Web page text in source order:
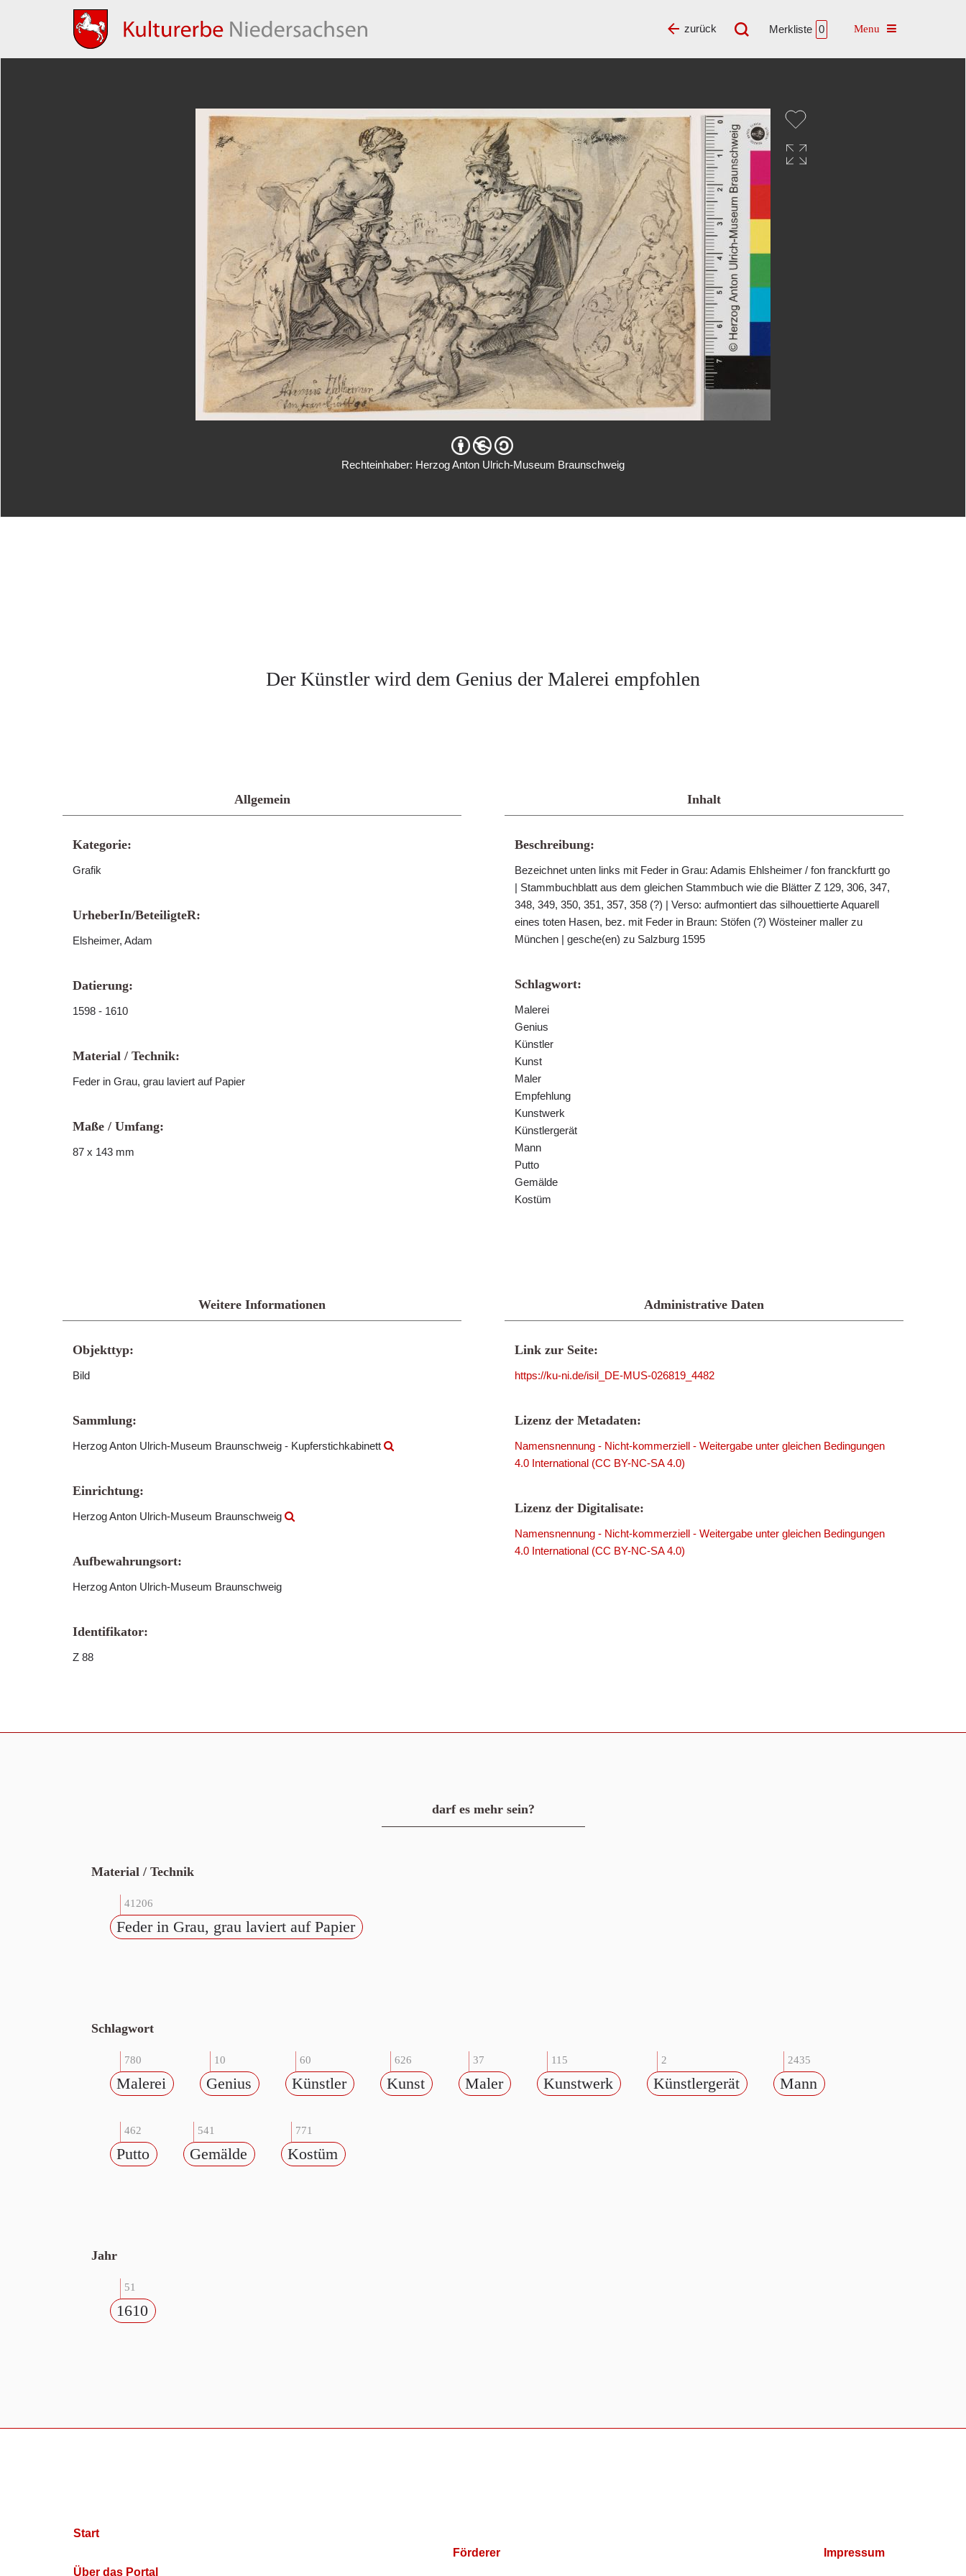
Merkliste 0 Toggle navigation
zurück
Rechteinhaber: Herzog Anton Ulrich-Museum Braunschweig
Der Künstler wird dem Genius der Malerei empfohlen
Allgemein
Kategorie:
Grafik
UrheberIn/BeteiligteR:
Elsheimer, Adam
Datierung:
1598 - 1610
Material / Technik:
Feder in Grau, grau laviert auf Papier
Maße / Umfang:
87 x 143 mm
Inhalt
Beschreibung:
Bezeichnet unten links mit Feder in Grau: Adamis Ehlsheimer / fon franckfurtt go
| Stammbuchblatt aus dem gleichen Stammbuch wie die Blätter Z 129, 306, 347,
348, 349, 350, 351, 357, 358 (?) | Verso: aufmontiert das silhouettierte Aquarell
eines toten Hasen, bez. mit Feder in Braun: Stöfen (?) Wösteiner maller zu
München | gesche(en) zu Salzburg 1595
Schlagwort:
Malerei
Genius
Künstler
Kunst
Maler
Empfehlung
Kunstwerk
Künstlergerät
Mann
Putto
Gemälde
Kostüm
Weitere Informationen
Objekttyp:
Bild
Sammlung:
Herzog Anton Ulrich-Museum Braunschweig - Kupferstichkabinett
Einrichtung:
Herzog Anton Ulrich-Museum Braunschweig
Aufbewahrungsort:
Herzog Anton Ulrich-Museum Braunschweig
Identifikator:
Z 88
Administrative Daten
Link zur Seite:
https://ku-ni.de/isil_DE-MUS-026819_4482
Lizenz der Metadaten:
Namensnennung - Nicht-kommerziell - Weitergabe unter gleichen Bedingungen
4.0 International (CC BY-NC-SA 4.0)
Lizenz der Digitalisate:
Namensnennung - Nicht-kommerziell - Weitergabe unter gleichen Bedingungen
4.0 International (CC BY-NC-SA 4.0)
darf es mehr sein?
Material / Technik
41206
Feder in Grau, grau laviert auf Papier
Schlagwort
780
Malerei
10
Genius
60
Künstler
626
Kunst
37
Maler
115
Kunstwerk
2
Künstlergerät
2435
Mann
462
Putto
541
Gemälde
771
Kostüm
Jahr
51
1610
Start
Über das Portal
Förderer Impressum